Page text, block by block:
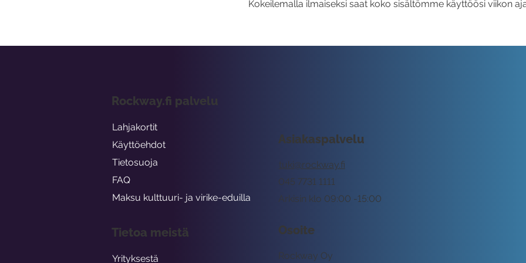
Kokeilemalla ilmaiseksi saat koko sisältömme käyttöösi viikon
Asiakaspalvelu
tuki@rockway.fi
Arkisin klo 09:00 -15:00
045 7731 1111
Osoite
Rockway Oy
Rockway.fi palvelu
Lahjakortit
Käyttöehdot
Tietosuoja
FAQ
Maksu kulttuuri- ja virike-eduilla
Tietoa meistä
Yrityksestä